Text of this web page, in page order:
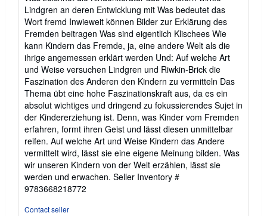
Lindgren an deren Entwicklung mit Was bedeutet das
Wort fremd Inwieweit können Bilder zur Erklärung des
Fremden beitragen Was sind eigentlich Klischees Wie
kann Kindern das Fremde, ja, eine andere Welt als die
ihrige angemessen erklärt werden Und: Auf welche Art
und Weise versuchen Lindgren und Riwkin-Brick die
Faszination des Anderen den Kindern zu vermitteln Das
Thema übt eine hohe Faszinationskraft aus, da es ein
absolut wichtiges und dringend zu fokussierendes Sujet in
der Kindererziehung ist. Denn, was Kinder vom Fremden
erfahren, formt ihren Geist und lässt diesen unmittelbar
reifen. Auf welche Art und Weise Kindern das Andere
vermittelt wird, lässt sie eine eigene Meinung bilden. Was
wir unseren Kindern von der Welt erzählen, lässt sie
werden und erwachen. Seller Inventory #
9783668218772
Contact seller